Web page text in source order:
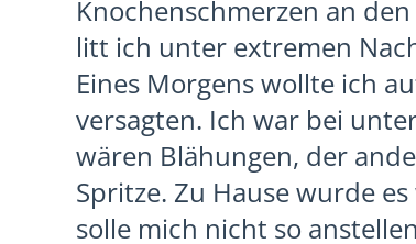
Knochenschmerzen an
litt ich unter extremen
Eines Morgens wollte ich
versagten. Ich war bei
wären Blähungen, der
Spritze. Zu Hause wurde
solle mich nicht so